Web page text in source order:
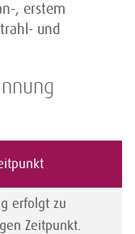
, erstem
und
erfolgt zu
Zeitpunkt.